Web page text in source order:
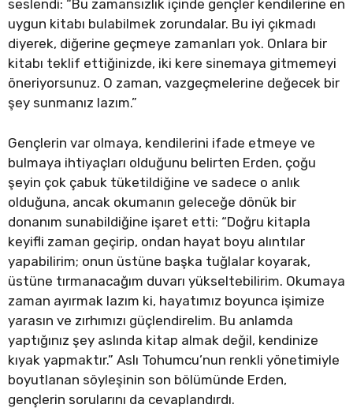
seslendi: “Bu zamansızlık içinde gençler kendilerine en
uygun kitabı bulabilmek zorundalar. Bu iyi çıkmadı
diyerek, diğerine geçmeye zamanları yok. Onlara bir
kitabı teklif ettiğinizde, iki kere sinemaya gitmemeyi
öneriyorsunuz. O zaman, vazgeçmelerine değecek bir
şey sunmanız lazım.”
Gençlerin var olmaya, kendilerini ifade etmeye ve
bulmaya ihtiyaçları olduğunu belirten Erden, çoğu
şeyin çok çabuk tüketildiğine ve sadece o anlık
olduğuna, ancak okumanın geleceğe dönük bir
donanım sunabildiğine işaret etti: “Doğru kitapla
keyifli zaman geçirip, ondan hayat boyu alıntılar
yapabilirim; onun üstüne başka tuğlalar koyarak,
üstüne tırmanacağım duvarı yükseltebilirim. Okumaya
zaman ayırmak lazım ki, hayatımız boyunca işimize
yarasın ve zırhımızı güçlendirelim. Bu anlamda
yaptığınız şey aslında kitap almak değil, kendinize
kıyak yapmaktır.” Aslı Tohumcu’nun renkli yönetimiyle
boyutlanan söyleşinin son bölümünde Erden,
gençlerin sorularını da cevaplandırdı.